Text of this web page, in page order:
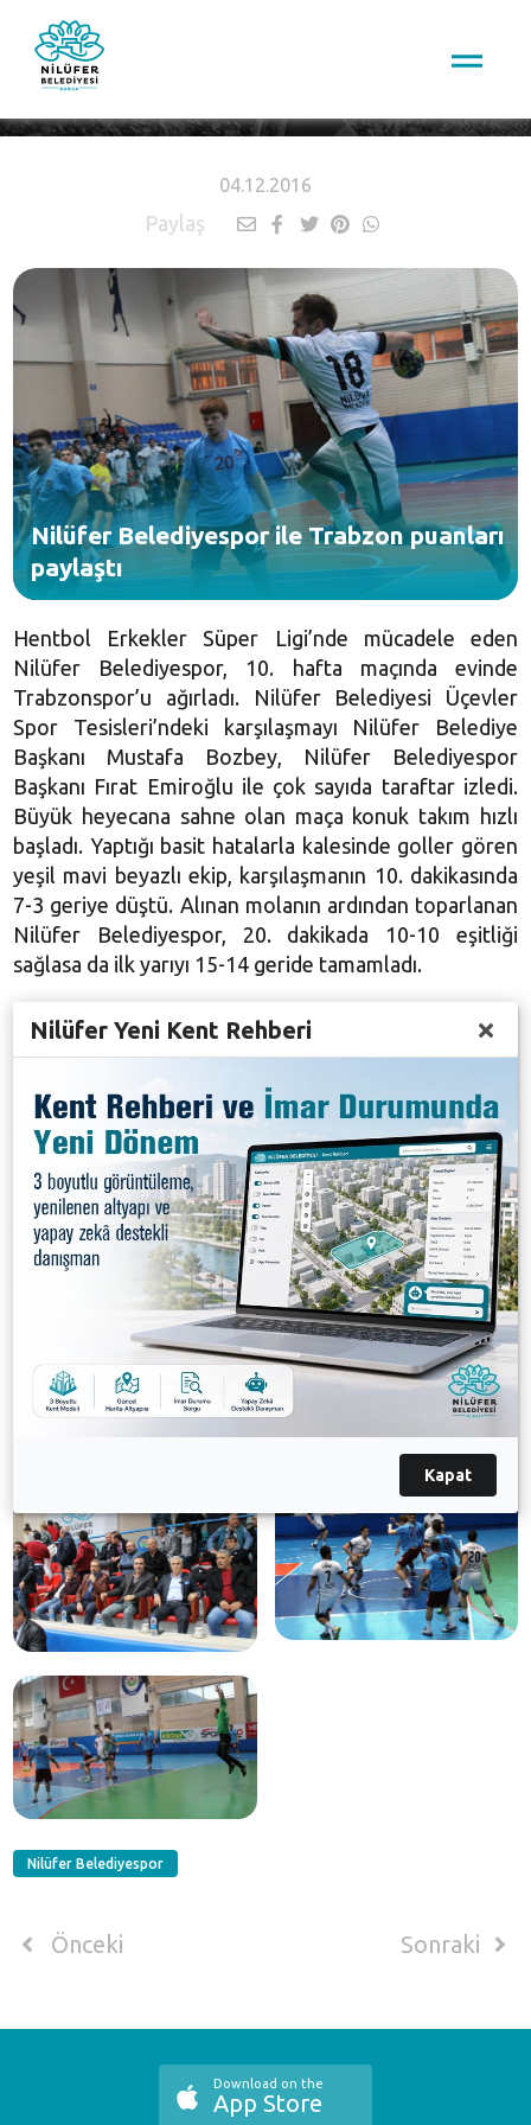
04.12.2016
Paylaş
Nilüfer Belediyespor ile Trabzon puanları
paylaştı
Hentbol Erkekler Süper Ligi’nde mücadele eden
Nilüfer Belediyespor, 10. hafta maçında evinde
Trabzonspor’u ağırladı. Nilüfer Belediyesi Üçevler
Spor Tesisleri’ndeki karşılaşmayı Nilüfer Belediye
Başkanı Mustafa Bozbey, Nilüfer Belediyespor
Başkanı Fırat Emiroğlu ile çok sayıda taraftar izledi.
Büyük heyecana sahne olan maça konuk takım hızlı
başladı. Yaptığı basit hatalarla kalesinde goller gören
yeşil mavi beyazlı ekip, karşılaşmanın 10. dakikasında
7-3 geriye düştü. Alınan molanın ardından toparlanan
Nilüfer Belediyespor, 20. dakikada 10-10 eşitliği
sağlasa da ilk yarıyı 15-14 geride tamamladı.
ataklarla goller buldu. Son 10 dakikaya girildiğinde
Nilüfer Belediyespor 25-23 öne geçti. Kıran kırana
geçen maçın ilerleyen dakikalarında karşılıklı goller
bulan Nilüfer Belediyespor ile Trabzonspor, sahadan
30-30 beraberlikle ayrıldı.
Nilüfer Belediyespor’da Oleg, Victor ve Serhat 6’şar
golle maçın skorerleri oldu. Nilüfer Belediyespor bu
beraberlikle puanını 7’ye yükseltti.
Nilüfer Belediyespor
Önceki Sonraki
Download on the
App Store
Nilüfer Yeni Kent Rehberi
Kapat